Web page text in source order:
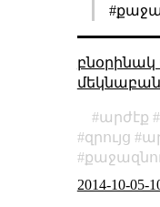
բնօրինակ
արժէք
զրույց
2014-10-05-